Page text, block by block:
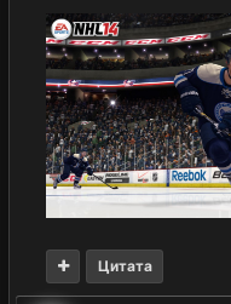
Цитата